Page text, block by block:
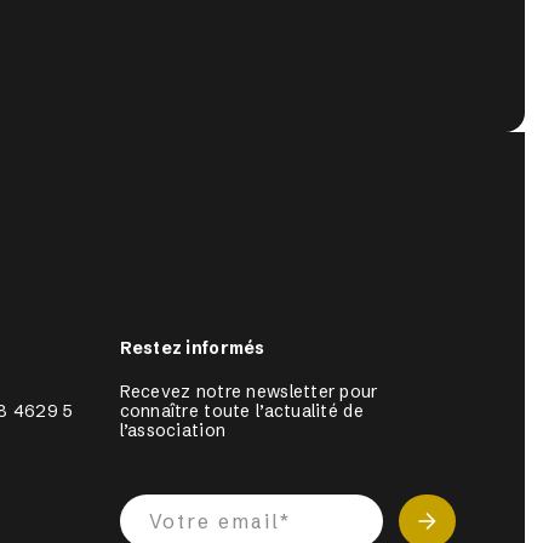
4629 5
Restez informés
Recevez notre newsletter pour
connaître toute l’actualité de
l’association